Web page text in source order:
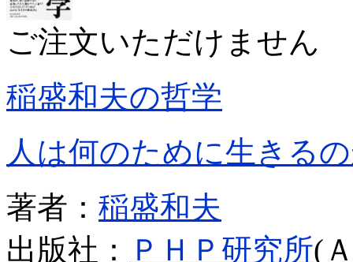
ご注文いただけません
稲盛和夫の哲学
人は何のために生きる
著者： 稲盛和夫
出版社：
ＰＨＰ研究所(